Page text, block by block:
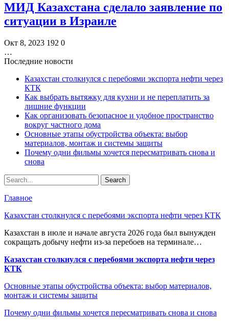
МИД Казахстана сделало заявление по
ситуации в Израиле
Окт 8, 2023 192 0
…
Последние новости
Казахстан столкнулся с перебоями экспорта нефти через
КТК
Как выбрать вытяжку для кухни и не переплатить за
лишние функции
Как организовать безопасное и удобное пространство
вокруг частного дома
Основные этапы обустройства объекта: выбор
материалов, монтаж и системы защиты
Почему одни фильмы хочется пересматривать снова и
снова
Главное
Казахстан столкнулся с перебоями экспорта нефти через КТК
Казахстан в июле и начале августа 2026 года был вынужден
сокращать добычу нефти из-за перебоев на терминале…
Казахстан столкнулся с перебоями экспорта нефти через
КТК
Основные этапы обустройства объекта: выбор материалов,
монтаж и системы защиты
Почему одни фильмы хочется пересматривать снова и снова